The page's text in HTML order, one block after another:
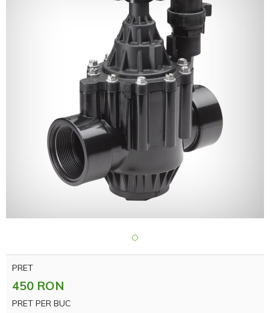
PRET
450 RON
PRET PER BUC